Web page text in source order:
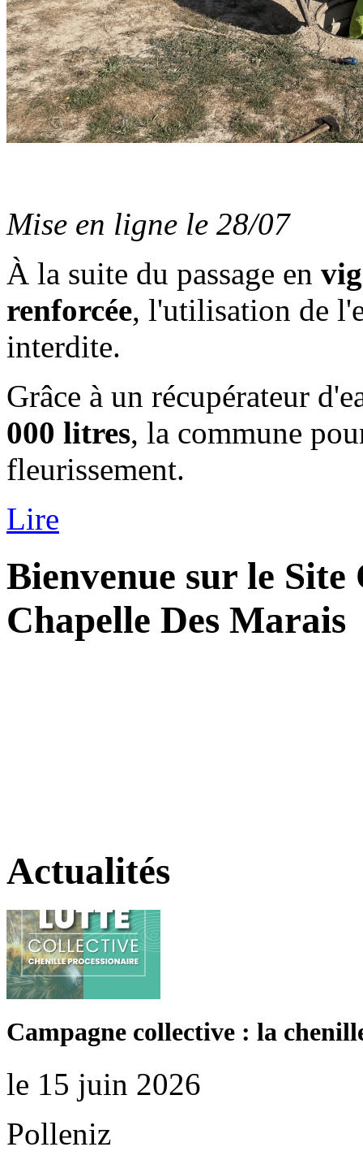
Mise en ligne le 28/07
À la suite du passage en
renforcée, l'utilisation de
interdite.
Grâce à un récupérateur
000 litres, la commune
fleurissement.
Lire
Bienvenue sur le
Chapelle Des Marais
Actualités
Campagne collective : la
le 15 juin 2026
Polleniz